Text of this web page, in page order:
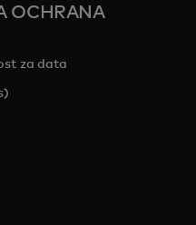
OCHRANA
za data